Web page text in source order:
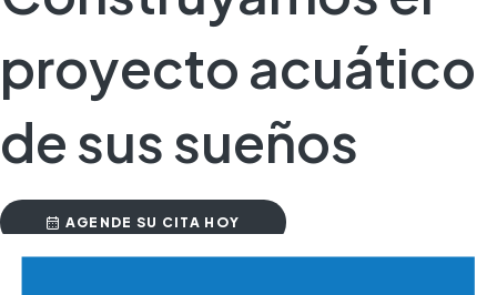
proyecto acuático
de sus sueños
AGENDE SU CITA HOY